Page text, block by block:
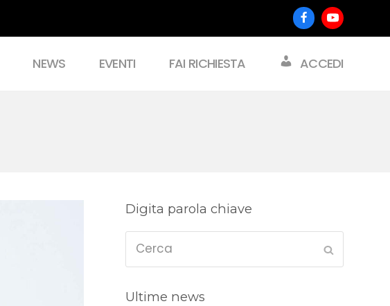
FacebookYoutube
NEWS EVENTI FAI RICHIESTA ACCEDI
Digita parola chiave
Cerca
Ultime news